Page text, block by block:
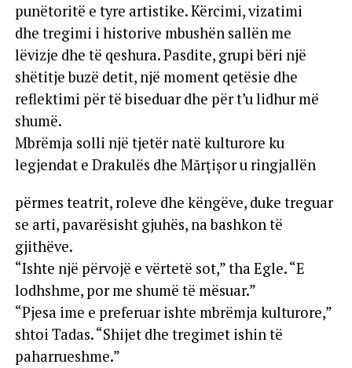
punëtoritë e tyre artistike. Kërcimi, vizatimi
dhe tregimi i historive mbushën sallën me
lëvizje dhe të qeshura. Pasdite, grupi bëri një
shëtitje buzë detit, një moment qetësie dhe
reflektimi për të biseduar dhe për t’u lidhur më
shumë.
Mbrëmja solli një tjetër natë kulturore ku
legjendat e Drakulës dhe Mărțișor u ringjallën
përmes teatrit, roleve dhe këngëve, duke treguar
se arti, pavarësisht gjuhës, na bashkon të
gjithëve.
“Ishte një përvojë e vërtetë sot,” tha Egle. “E
lodhshme, por me shumë të mësuar.”
“Pjesa ime e preferuar ishte mbrëmja kulturore,”
shtoi Tadas. “Shijet dhe tregimet ishin të
paharrueshme.”